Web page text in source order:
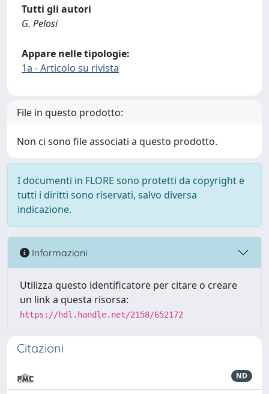
Tutti gli autori
G. Pelosi
Appare nelle tipologie:
1a - Articolo su rivista
File in questo prodotto:
Non ci sono file associati a questo prodotto.
I documenti in FLORE sono protetti da copyright e
tutti i diritti sono riservati, salvo diversa
indicazione.
Informazioni
Utilizza questo identificatore per citare o creare
un link a questa risorsa:
https://hdl.handle.net/2158/652172
Citazioni
ND